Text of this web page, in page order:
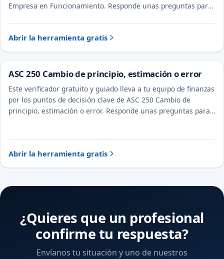
Empresa en Funcionamiento. Responde unas preguntas para
Abrir la herramienta gratis
ASC 250 Cambio de principio, estimación o error
Este verificador gratuito y guiado lleva a tu equipo de finanzas
por los puntos de decisión clave de ASC 250 Cambio de
principio, estimación o error. Responde unas preguntas para
Abrir la herramienta gratis
¿Quieres que un profesional
confirme tu respuesta?
Envíanos tu situación y uno de nuestros